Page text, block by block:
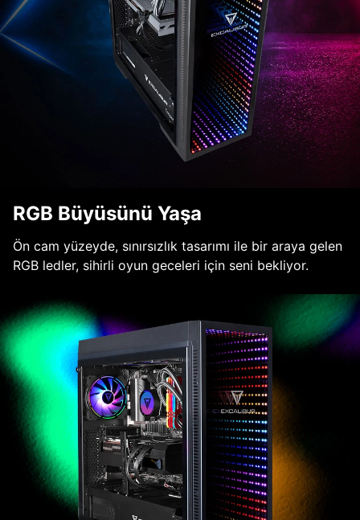
RGB Büyüsünü Yaşa
Ön cam yüzeyde, sınırsızlık tasarımı ile bir araya gelen
RGB ledler, sihirli oyun geceleri için seni bekliyor.